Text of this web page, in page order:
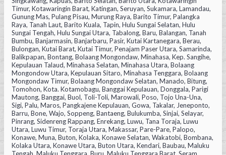
Timur, Kotawaringin Barat, Katingan, Seruyan, Sukamara, Lamandau,
Gunung Mas, Pulang Pisau, Murung Raya, Barito Timur, Palangka
Raya, Tanah Laut, Barito Kuala, Tapin, Hulu Sungai Selatan, Hulu
Sungai Tengah, Hulu Sungai Utara, Tabalong, Baru, Balangan, Tanah
Bumbu, Banjarmasin, Banjarbaru, Pasir, Kutai Kartanegara, Berau,
Bulongan, Kutai Barat, Kutai Timur, Penajam Paser Utara, Samarinda,
Balikpapan, Bontang, Bolaang Mongondaw, Minahasa, Kep. Sangihe,
Kepulauan Talaud, Minahasa Selatan, Minahasa Utara, Bolaang
Mongondow Utara, Kepulauan Sitaro, Minahasa Tenggara, Bolaang
Mongondaw Timur, Bolaang Mongondaw Selatan, Manado, Bitung,
Tomohon, Kota. Kotamobagu, Banggai Kepulauan, Donggala, Parigi
Mautong, Banggai, Buol, Toli-Toli, Marowali, Poso, Tojo Una-Una,
Sigi, Palu, Maros, Pangkajene Kepulauan, Gowa, Takalar, Jeneponto,
Barru, Bone, Wajo, Soppeng, Bantaeng, Bulukumba, Sinjai, Selayar,
Pinrang, Sidenreng Rappang, Enrekang, Luwu, Tana Toraja, Luwu
Utara, Luwu Timur, Toraja Utara, Makassar, Pare-Pare, Palopo,
Konawe, Muna, Buton, Kolaka, Konawe Selatan, Wakatobi, Bombana,
Kolaka Utara, Konawe Utara, Buton Utara, Kendari, Baubau, Maluku
Tengah, Maluku Tenggara, Buru, Maluku Tenggara Barat, Seram